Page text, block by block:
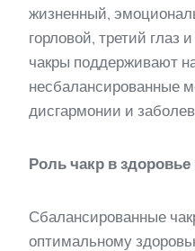
жизненный,
горловой, третий глаз
чакры поддерживают
несбалансированные
дисгармонии и
Роль чакр в
Сбалансированные
оптимальному